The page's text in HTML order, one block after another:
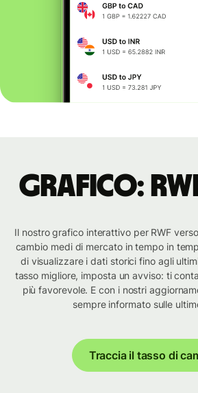
Grafico:
Il nostro grafico interattivo per RWF
cambio medi di mercato in tempo in
di visualizzare i dati storici fino agli
tasso migliore, imposta un avviso: ti
più favorevole. E con i nostri
sempre informato sulle
Traccia il tasso di